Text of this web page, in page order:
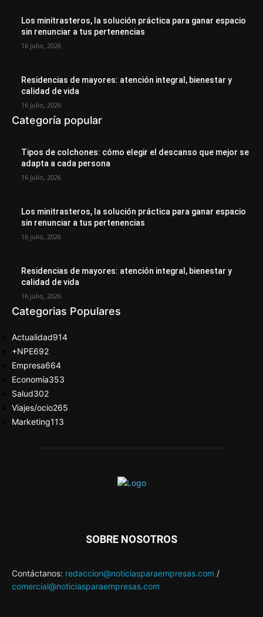
Los minitrasteros, la solución práctica para ganar espacio
sin renunciar a tus pertenencias
16 julio, 2026
Residencias de mayores: atención integral, bienestar y
calidad de vida
16 julio, 2026
Categoría popular
Tipos de colchones: cómo elegir el descanso que mejor se
adapta a cada persona
16 julio, 2026
Los minitrasteros, la solución práctica para ganar espacio
sin renunciar a tus pertenencias
16 julio, 2026
Residencias de mayores: atención integral, bienestar y
calidad de vida
16 julio, 2026
Categorias Populares
Actualidad914
+NPE692
Empresa664
Economía353
Salud302
Viajes/ocio265
Marketing113
SOBRE NOSOTROS
Contáctanos: redaccion@noticiasparaempresas.com /
comercial@noticiasparaempresas.com